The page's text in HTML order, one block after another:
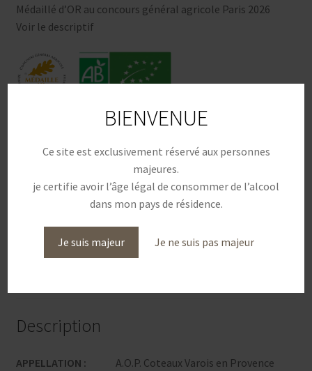
BIENVENUE
Ce site est exclusivement réservé aux personnes
majeures.
je certifie avoir l’âge légal de consommer de l’alcool
dans mon pays de résidence.
Je suis majeur Je ne suis pas majeur
Médaillé d’OR au concours général agricole Paris 2026
Voir le descriptif
"Terroir"
Biologique,
Vin Blanc
Description
APPELLATION :
A.O.P. Coteaux Varois en Provence